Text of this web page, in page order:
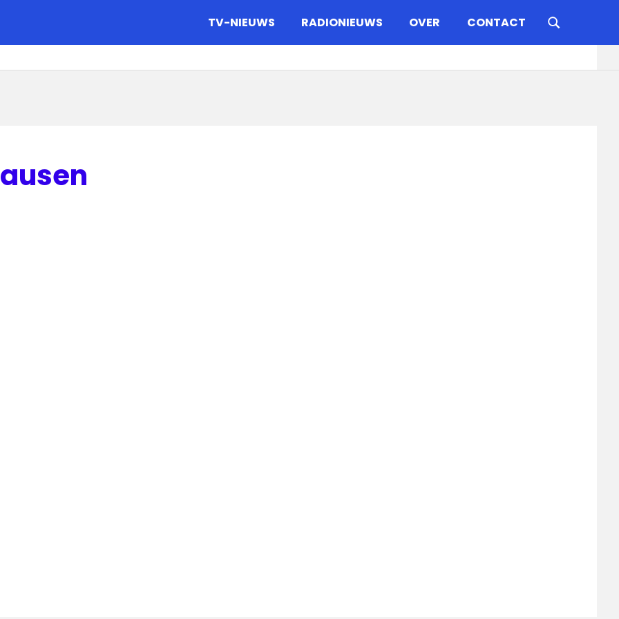
TV-NIEUWS RADIONIEUWS OVER CONTACT